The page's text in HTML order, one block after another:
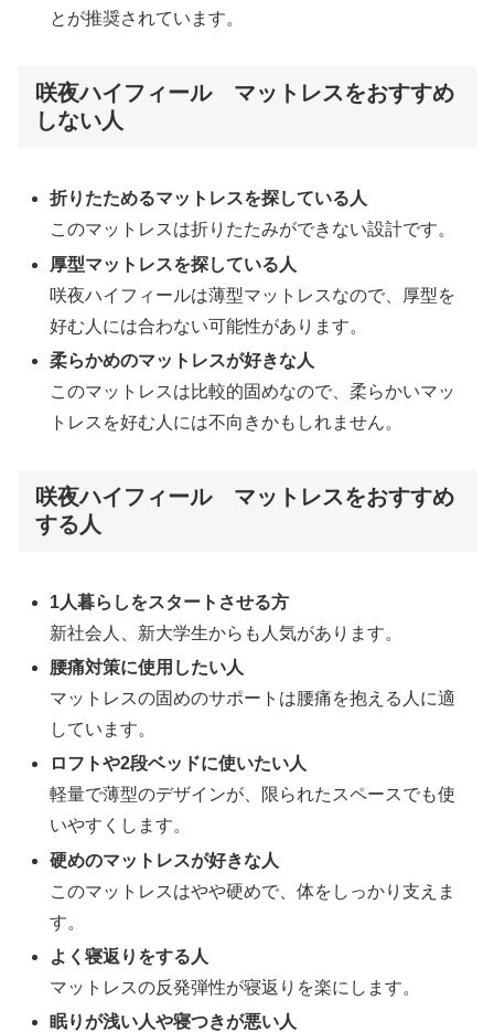
とが推奨されています。
咲夜ハイフィール マットレスをおすすめ
しない人
折りたためるマットレスを探している人
このマットレスは折りたたみができない設計です。
厚型マットレスを探している人
咲夜ハイフィールは薄型マットレスなので、厚型を
好む人には合わない可能性があります。
柔らかめのマットレスが好きな人
このマットレスは比較的固めなので、柔らかいマッ
トレスを好む人には不向きかもしれません。
咲夜ハイフィール マットレスをおすすめ
する人
1人暮らしをスタートさせる方
新社会人、新大学生からも人気があります。
腰痛対策に使用したい人
マットレスの固めのサポートは腰痛を抱える人に適
しています。
ロフトや2段ベッドに使いたい人
軽量で薄型のデザインが、限られたスペースでも使
いやすくします。
硬めのマットレスが好きな人
このマットレスはやや硬めで、体をしっかり支えま
す。
よく寝返りをする人
マットレスの反発弾性が寝返りを楽にします。
眠りが浅い人や寝つきが悪い人